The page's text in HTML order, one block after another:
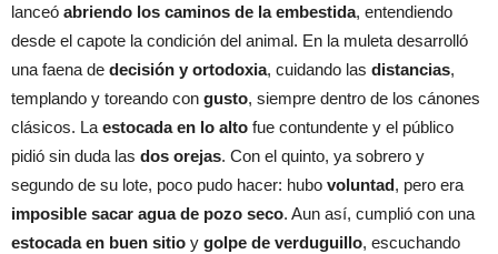
lanceó abriendo los caminos de la embestida, entendiendo
desde el capote la condición del animal. En la muleta desarrolló
una faena de decisión y ortodoxia, cuidando las distancias,
templando y toreando con gusto, siempre dentro de los cánones
clásicos. Laestocada en lo alto fue contundente y el público
pidió sin duda las dos orejas. Con el quinto, ya sobrero y
segundo de su lote, poco pudo hacer: hubo voluntad, pero era
imposible sacar agua de pozo seco. Aun así, cumplió con una
estocada en buen sitio y golpe de verduguillo, escuchando